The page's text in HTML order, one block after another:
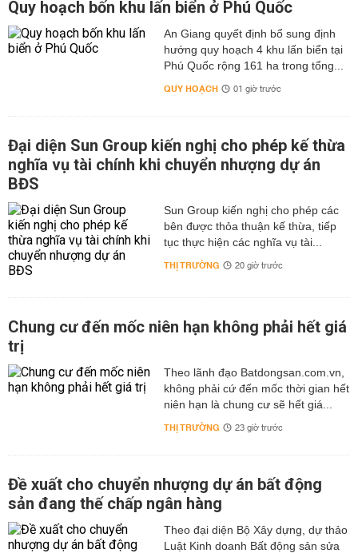
Quy hoạch bốn khu lấn biển ở Phú Quốc
An Giang quyết định bổ sung định
hướng quy hoạch 4 khu lấn biển tại
Phú Quốc rộng 161 ha trong tổng...
QUY HOẠCH 01 giờ trước
Đại diện Sun Group kiến nghị cho phép kế thừa
nghĩa vụ tài chính khi chuyển nhượng dự án
BĐS
Sun Group kiến nghị cho phép các
bên được thỏa thuận kế thừa, tiếp
tục thực hiện các nghĩa vụ tài...
THỊ TRƯỜNG 20 giờ trước
Chung cư đến mốc niên hạn không phải hết giá
trị
Theo lãnh đạo Batdongsan.com.vn,
không phải cứ đến mốc thời gian hết
niên hạn là chung cư sẽ hết giá...
THỊ TRƯỜNG 23 giờ trước
Đề xuất cho chuyển nhượng dự án bất động
sản đang thế chấp ngân hàng
Theo đại diện Bộ Xây dựng, dự thảo
Luật Kinh doanh Bất động sản sửa